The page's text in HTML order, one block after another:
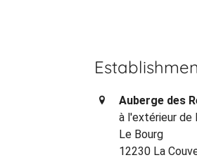
Auberge des
à l'extérieur de
Le Bourg
12230 La